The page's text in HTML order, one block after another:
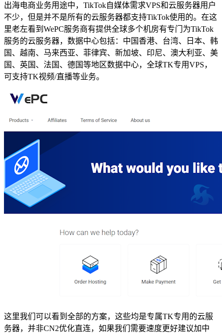
出海电商业务用途中，TikTok自媒体需求VPS和云服务器用户
不少，但是并不是所有的云服务器都支持TikTok使用的。在这
里老左看到WePC服务商有提供全球多个机房有专门为TikTok
服务的云服务器，数据中心包括：中国香港、台湾、日本、韩
国、越南、马来西亚、菲律宾、新加坡、印尼、澳大利亚、美
国、英国、法国、德国等地区数据中心，全球TK专用VPS，
可支持TK视频/直播等业务。
这里我们可以看到全部的方案，这些均是专属TK专用的云服
务器，并非CN2优化直连，如果我们需要速度更好建议加中